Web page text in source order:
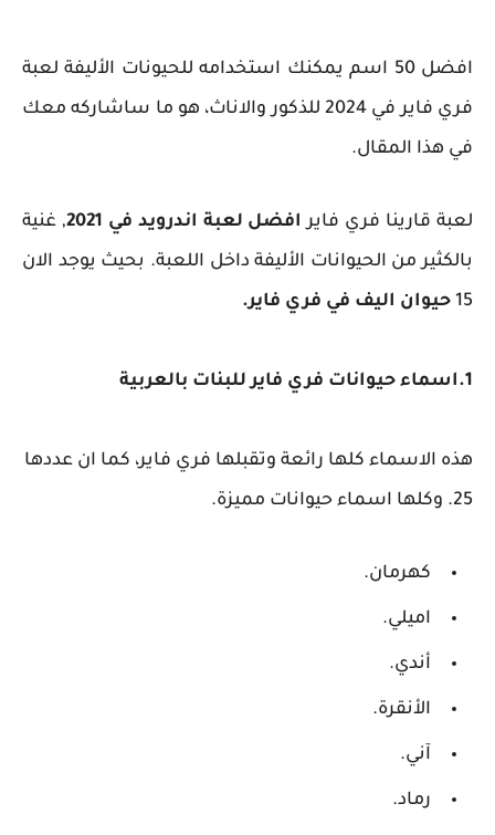
افضل 50 اسم يمكنك استخدامه للحيونات الأليفة لعبة
فري فاير في 2024 للذكور والاناث، هو ما ساشاركه معك
في هذا المقال.
لعبة قارينا فري فاير افضل لعبة اندرويد في 2021
, غنية
بالكثير من الحيوانات الأليفة داخل اللعبة. بحيث يوجد الان
15 حيوان اليف في فري فاير.
1.اسماء حيوانات فري فاير للبنات بالعربية
هذه الاسماء كلها رائعة وتقبلها فري فاير، كما ان عددها
25. وكلها اسماء حيوانات مميزة.
كهرمان.
اميلي.
أندي.
الأنقرة.
آني.
رماد.